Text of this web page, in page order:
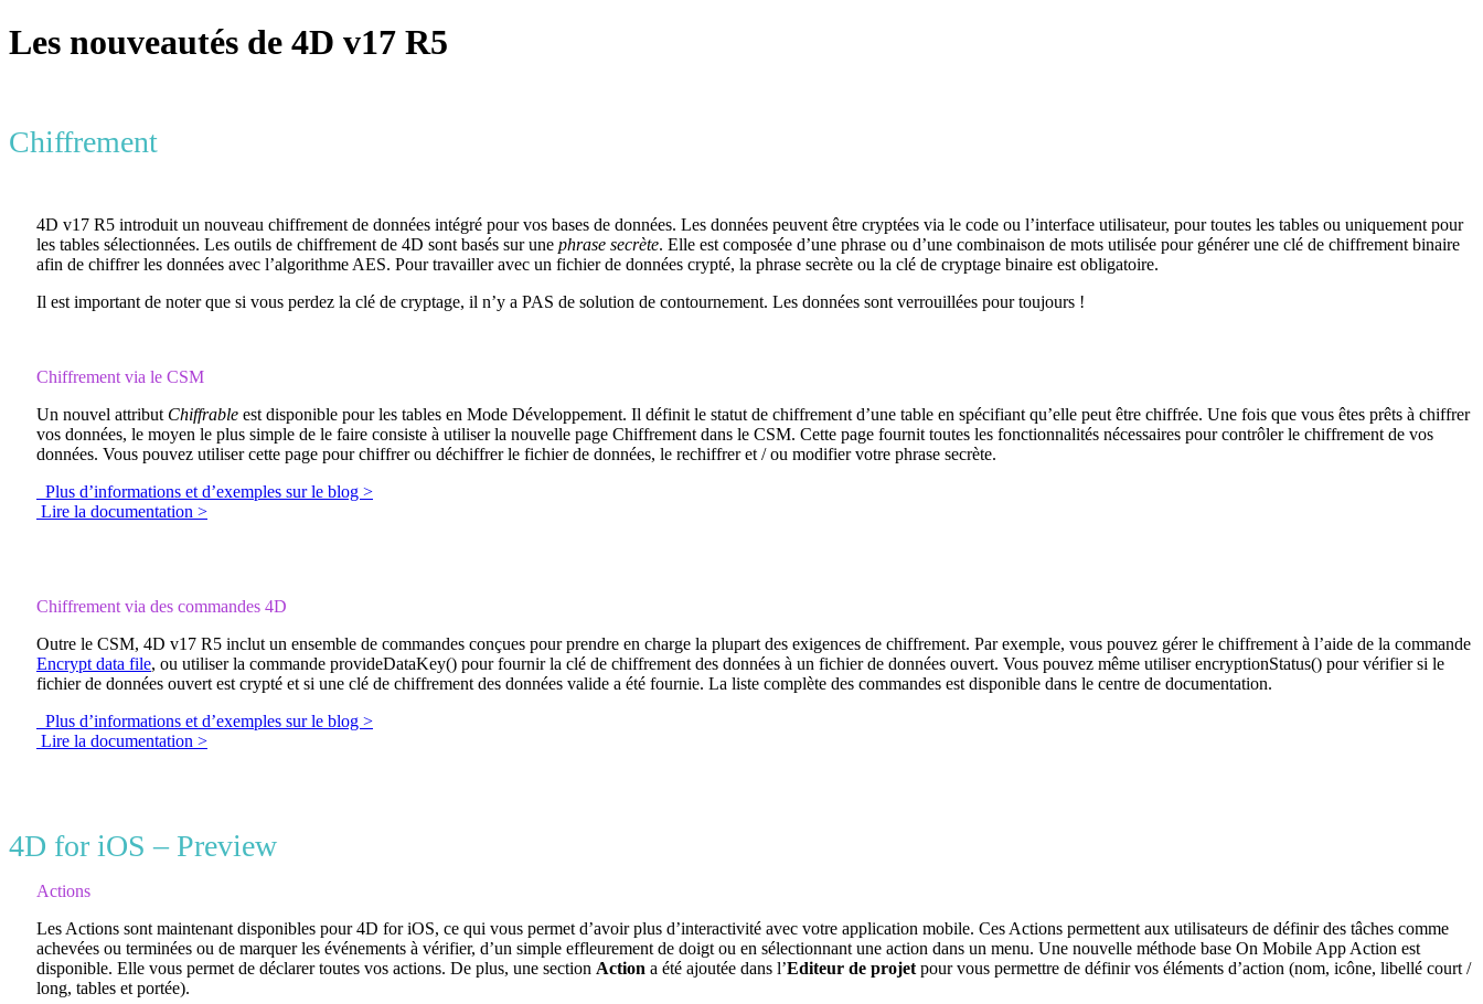
Les nouveautés de 4D v17 R5
Chiffrement
4D v17 R5 introduit un nouveau chiffrement de données intégré pour vos bases de données. Les données peuvent être cryptées via le code ou l’interface utilisateur, pour toutes les tables ou uniquement pour
les tables sélectionnées. Les outils de chiffrement de 4D sont basés sur une phrase secrète. Elle est composée d’une phrase ou d’une combinaison de mots utilisée pour générer une clé de chiffrement binaire
afin de chiffrer les données avec l’algorithme AES. Pour travailler avec un fichier de données crypté, la phrase secrète ou la clé de cryptage binaire est obligatoire.
Il est important de noter que si vous perdez la clé de cryptage, il n’y a PAS de solution de contournement. Les données sont verrouillées pour toujours !
Chiffrement via le CSM
Un nouvel attribut Chiffrable est disponible pour les tables en Mode Développement. Il définit le statut de chiffrement d’une table en spécifiant qu’elle peut être chiffrée. Une fois que vous êtes prêts à chiffrer
vos données, le moyen le plus simple de le faire consiste à utiliser la nouvelle page Chiffrement dans le CSM. Cette page fournit toutes les fonctionnalités nécessaires pour contrôler le chiffrement de vos
données. Vous pouvez utiliser cette page pour chiffrer ou déchiffrer le fichier de données, le rechiffrer et / ou modifier votre phrase secrète.
Plus d’informations et d’exemples sur le blog >
Lire la documentation >
Chiffrement via des commandes 4D
Outre le CSM, 4D v17 R5 inclut un ensemble de commandes conçues pour prendre en charge la plupart des exigences de chiffrement. Par exemple, vous pouvez gérer le chiffrement à l’aide de la commande
Encrypt data file, ou utiliser la commande provideDataKey() pour fournir la clé de chiffrement des données à un fichier de données ouvert. Vous pouvez même utiliserencryptionStatus() pour vérifier si le
fichier de données ouvert est crypté et si une clé de chiffrement des données valide a été fournie. La liste complète des commandes est disponible dans le centre de documentation.
Plus d’informations et d’exemples sur le blog >
Lire la documentation >
4D for iOS – Preview
Actions
Les Actions sont maintenant disponibles pour 4D for iOS, ce qui vous permet d’avoir plus d’interactivité avec votre application mobile. Ces Actions permettent aux utilisateurs de définir des tâches comme
achevées ou terminées ou de marquer les événements à vérifier, d’un simple effleurement de doigt ou en sélectionnant une action dans un menu. Une nouvelle méthode base On Mobile App Action est
disponible. Elle vous permet de déclarer toutes vos actions. De plus, une section Action a été ajoutée dans l’Editeur de projet pour vous permettre de définir vos éléments d’action (nom, icône, libellé court /
long, tables et portée).